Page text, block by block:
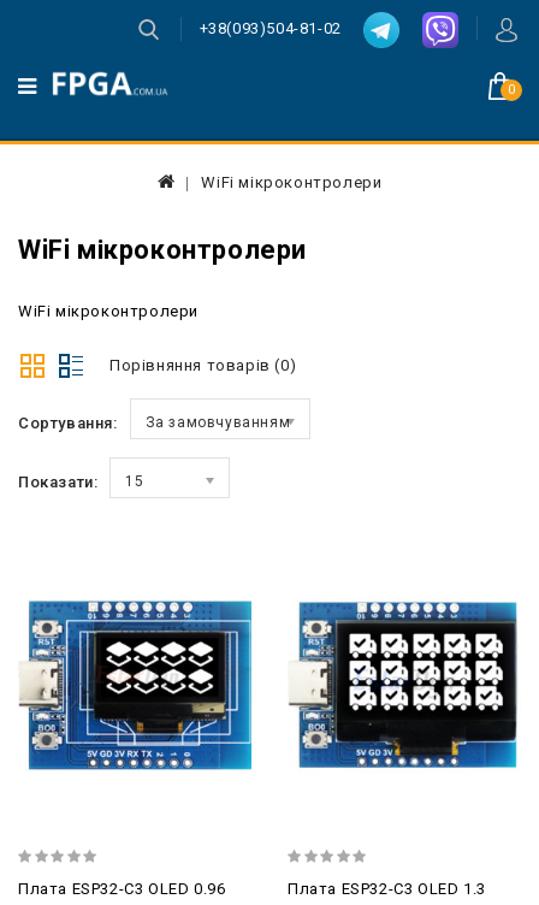
+38(093)504-81-02
0
WiFi мікроконтролери
WiFi мікроконтролери
WiFi мікроконтролери
Порівняння товарів (0)
Сортування: За замовчуванням
Показати: 15
Плата ESP32-C3 OLED 0.96 Плата ESP32-C3 OLED 1.3